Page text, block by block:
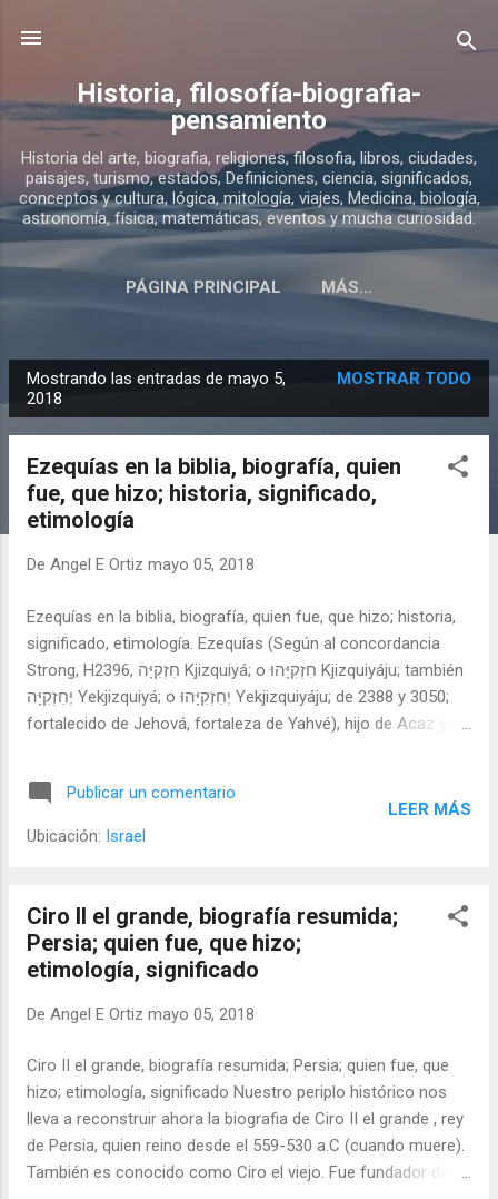
Historia, filosofía-biografia-
pensamiento
Historia del arte, biografia, religiones, filosofia, libros, ciudades,
paisajes, turismo, estados, Definiciones, ciencia, significados,
conceptos y cultura, lógica, mitología, viajes, Medicina, biología,
astronomía, física, matemáticas, eventos y mucha curiosidad.
PÁGINA PRINCIPAL MÁS…
n
Mostrando las entradas de mayo 5,
2018
MOSTRAR TODO
Ezequías en la biblia, biografía, quien
fue, que hizo; historia, significado,
etimología
De Angel E Ortiz mayo 05, 2018
Ezequías en la biblia, biografía, quien fue, que hizo; historia,
significado, etimología. Ezequías (Según al concordancia
Strong, H2396, חִזְקִיָּה Kjizquiyá; o חִזְקִיָּהוּ Kjizquiyáju; también
יְחִזְקִיָּה Yekjizquiyá; o יְחִזְקִיָּהוּ Yekjizquiyáju; de 2388 y 3050;
fortalecido de Jehová, fortaleza de Yahvé), hijo de Acaz y
del imperio asirio.
Publicar un comentario
Ubicación: Israel
LEER MÁS
Ciro II el grande, biografía resumida;
Persia; quien fue, que hizo;
etimología, significado
De Angel E Ortiz mayo 05, 2018
Ciro II el grande, biografía resumida; Persia; quien fue, que
hizo; etimología, significado Nuestro periplo histórico nos
lleva a reconstruir ahora la biografia de Ciro II el grande , rey
de Persia, quien reino desde el 559-530 a.C (cuando muere).
También es conocido como Ciro el viejo. Fue fundador del